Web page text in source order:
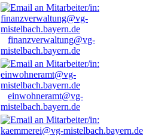
finanzverwaltung@vg-
mistelbach.bayern.de
einwohneramt@vg-
mistelbach.bayern.de